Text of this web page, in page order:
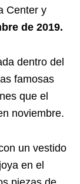
Center y
de 2019.
dentro del
famosas
que el
noviembre.
un vestido
en el